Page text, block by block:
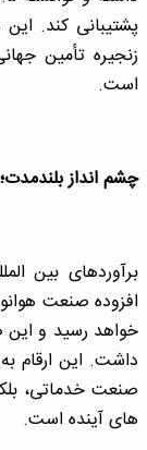
پشتیبانی کند.
زنجیره تأمین
است.
چشم انداز
داشت. این ارقام
صنعت خدماتی،
های آینده است.